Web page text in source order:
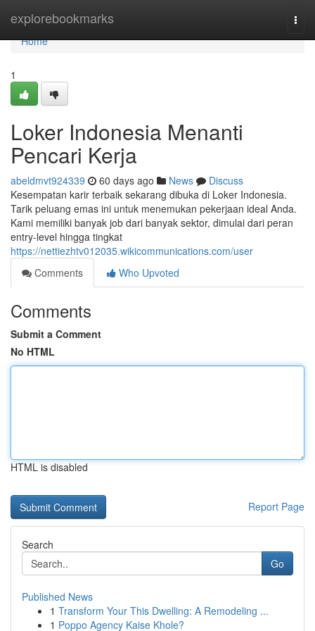
explorebookmarks
Home
Home
1
Loker Indonesia Menanti
Pencari Kerja
abeldmvt924339 60 days ago News
Discuss
Kesempatan karir terbaik sekarang dibuka di Loker Indonesia.
Tarik peluang emas ini untuk menemukan pekerjaan ideal Anda.
Kami memiliki banyak job dari banyak sektor, dimulai dari peran
entry-level hingga tingkat
https://nettiezhtv012035.wikicommunications.com/user
Comments
Who Upvoted
Comments
Submit a Comment
No HTML
HTML is disabled
Report Page
Search
Go
Published News
1 Transform Your This Dwelling: A Remodeling ...
1 Poppo Agency Kaise Khole?